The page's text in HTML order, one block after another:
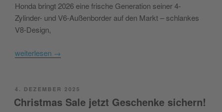
Honda bringt 2026 eine frische Generation seiner 4-
Zylinder- und V6-Außenborder auf den Markt – schlankes
V8-Design,
weiterlesen →
POSTED
ON
4. DEZEMBER 2025
Christmas Sale jetzt Geschenke sichern!